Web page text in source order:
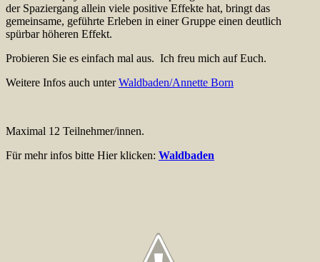
der Spaziergang allein viele positive Effekte hat, bringt das
gemeinsame, geführte Erleben in einer Gruppe einen deutlich
spürbar höheren Effekt.
Probieren Sie es einfach mal aus. Ich freu mich auf Euch.
Weitere Infos auch unterWaldbaden/Annette Born
Maximal 12 Teilnehmer/innen.
Für mehr infos bitte Hier klicken: Waldbaden